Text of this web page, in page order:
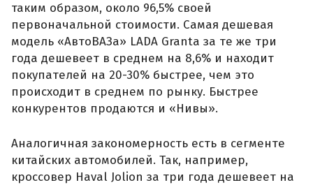
таким образом, около 96,5% своей
первоначальной стоимости. Самая дешевая
модель «АвтоВАЗа» LADA Granta за те же три
года дешевеет в среднем на 8,6% и находит
покупателей на 20-30% быстрее, чем это
происходит в среднем по рынку. Быстрее
конкурентов продаются и «Нивы».
Аналогичная закономерность есть в сегменте
китайских автомобилей. Так, например,
кроссовер Haval Jolion за три года дешевеет на